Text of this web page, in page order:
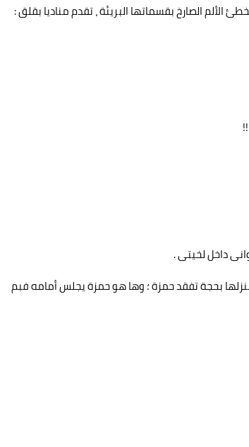
الصارخ بقسماتها البريئة ، تقدم مناديا بقلق :
داخل لخيتى .
بحجة تفقد حمزة ؛ وها هو حمزة يجلس أمامه فبم